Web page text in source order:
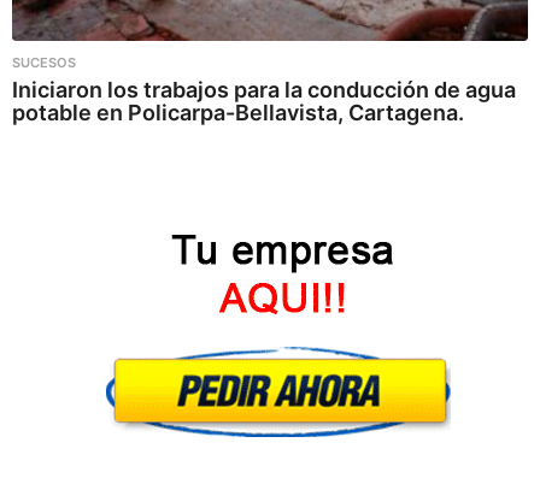
SUCESOS
Iniciaron los trabajos para la conducción de agua
potable en Policarpa-Bellavista, Cartagena.